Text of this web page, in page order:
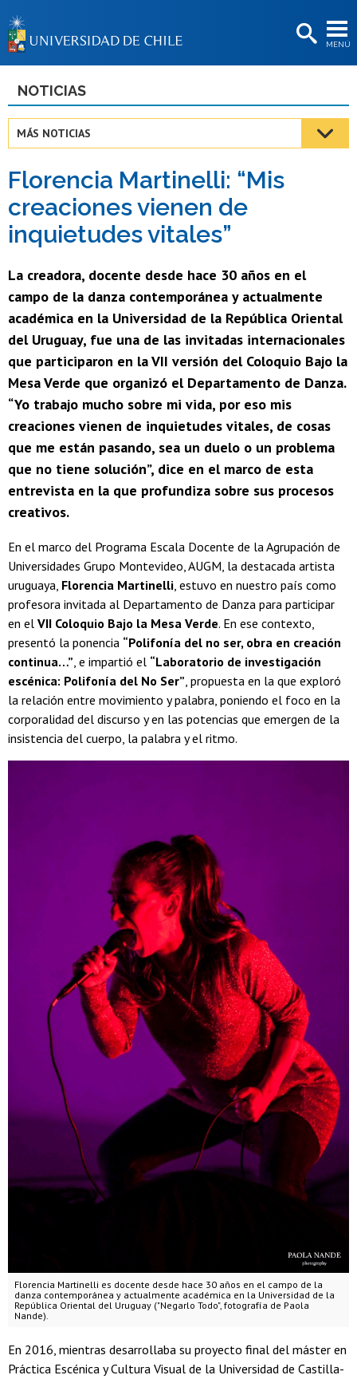
MENÚ
BIBLIOTECAS
Estudiantes
Académicas/os
Funcionarias/os
Egresadas/os
NOTICIAS
MÁS NOTICIAS
Florencia Martinelli: “Mis
creaciones vienen de
inquietudes vitales”
La creadora, docente desde hace 30 años en el
campo de la danza contemporánea y actualmente
académica en la Universidad de la República Oriental
del Uruguay, fue una de las invitadas internacionales
que participaron en la VII versión del Coloquio Bajo la
Mesa Verde que organizó el Departamento de Danza.
“Yo trabajo mucho sobre mi vida, por eso mis
creaciones vienen de inquietudes vitales, de cosas
que me están pasando, sea un duelo o un problema
que no tiene solución”, dice en el marco de esta
entrevista en la que profundiza sobre sus procesos
creativos.
En el marco del Programa Escala Docente de la Agrupación de
Universidades Grupo Montevideo, AUGM, la destacada artista
uruguaya, Florencia Martinelli, estuvo en nuestro país como
profesora invitada al Departamento de Danza para participar
en el VII Coloquio Bajo la Mesa Verde. En ese contexto,
presentó la ponencia “Polifonía del no ser, obra en creación
continua…”, e impartió el “Laboratorio de investigación
escénica: Polifonía del No Ser”, propuesta en la que exploró
la relación entre movimiento y palabra, poniendo el foco en la
corporalidad del discurso y en las potencias que emergen de la
insistencia del cuerpo, la palabra y el ritmo.
Florencia Martinelli es docente desde hace 30 años en el campo de la
danza contemporánea y actualmente académica en la Universidad de la
República Oriental del Uruguay ("Negarlo Todo", fotografía de Paola
Nande).
En 2016, mientras desarrollaba su proyecto final del máster en
Práctica Escénica y Cultura Visual de la Universidad de Castilla-